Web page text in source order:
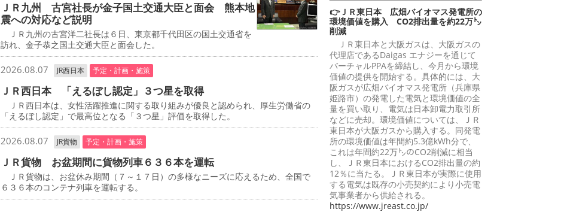
ＪＲ九州 古宮社長が金子国土交通大臣と面会 熊本地
震への対応など説明
ＪＲ九州の古宮洋二社長は６日、東京都千代田区の国土交通省を
訪れ、金子恭之国土交通大臣と面会した。
2026.08.07 JR西日本 予定・計画・施策
ＪＲ西日本 「えるぼし認定」３つ星を取得
ＪＲ西日本は、女性活躍推進に関する取り組みが優良と認められ、厚生労働省の
「えるぼし認定」で最高位となる「３つ星」評価を取得した。
2026.08.07 JR貨物 予定・計画・施策
ＪＲ貨物 お盆期間に貨物列車６３６本を運転
ＪＲ貨物は、お盆休み期間（７～１７日）の多様なニーズに応えるため、全国で
６３６本のコンテナ列車を運転する。
👉ＪＲ東日本 広畑バイオマス発電所の
環境価値を購入 CO2排出量を約22万㌧
削減
ＪＲ東日本と大阪ガスは、大阪ガスの
代理店であるDaigas エナジーを通じて
バーチャルPPAを締結し、今月から環境
価値の提供を開始する。具体的には、大
阪ガスが広畑バイオマス発電所（兵庫県
姫路市）の発電した電気と環境価値の全
量を買い取り、電気は日本卸電力取引所
などに売却。環境価値については、ＪＲ
東日本が大阪ガスから購入する。同発電
所の環境価値は年間約5.3億kWh分で、
これは年間約22万㌧のCO2削減に相当
し、ＪＲ東日本におけるCO2排出量の約
12％に当たる。ＪＲ東日本が実際に使用
する電気は既存の小売契約により小売電
気事業者から供給される。
https://www.jreast.co.jp/